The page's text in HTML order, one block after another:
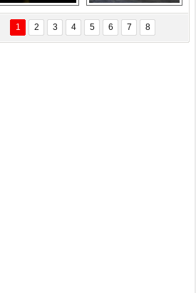
ÖZYANIK
Değişti?
Delta uçağına
yıldırım çarptı
Ford Focus RS
(2015)
1 2 3 4 5 6 7 8